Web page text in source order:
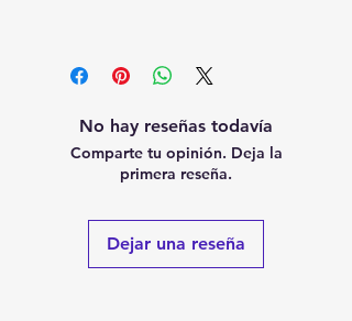
No hay reseñas todavía
Comparte tu opinión. Deja la
primera reseña.
Dejar una reseña